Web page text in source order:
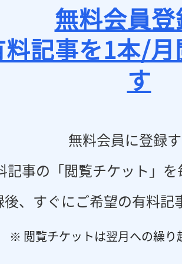
無料会員
料記事を1本/
す
無料会員に登録
記事の「閲覧チケット」
後、すぐにご希望の有料記
※ 閲覧チケットは翌月への繰り